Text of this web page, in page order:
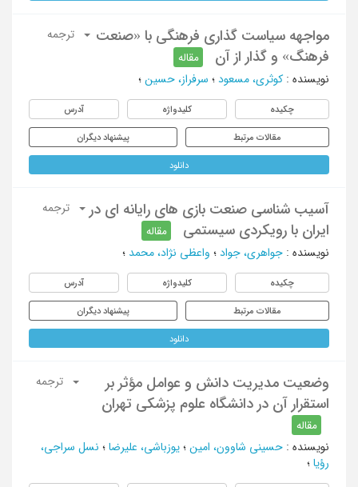
مواجهه سیاست گذاری فرهنگی با «صنعت
فرهنگ» و گذار از آن
مقاله
ترجمه
نویسنده : کوثری، مسعود ؛ سرفراز، حسین ؛
چکیده کلیدواژه آدرس
مقالات مرتبط پیشنهاد دیگران
دانلود
آسیب شناسی صنعت بازی های رایانه ای در
ایران با رویکردی سیستمی
مقاله
ترجمه
نویسنده : جواهری، جواد ؛ واعظی نژاد، محمد ؛
چکیده کلیدواژه آدرس
مقالات مرتبط پیشنهاد دیگران
دانلود
وضعیت مدیریت دانش و عوامل مؤثر بر
استقرار آن در دانشگاه علوم پزشکی تهران
مقاله
ترجمه
نویسنده : حسینی شاوون، امین ؛ یوزباشی، علیرضا ؛ نسل سراجی،
رؤیا ؛